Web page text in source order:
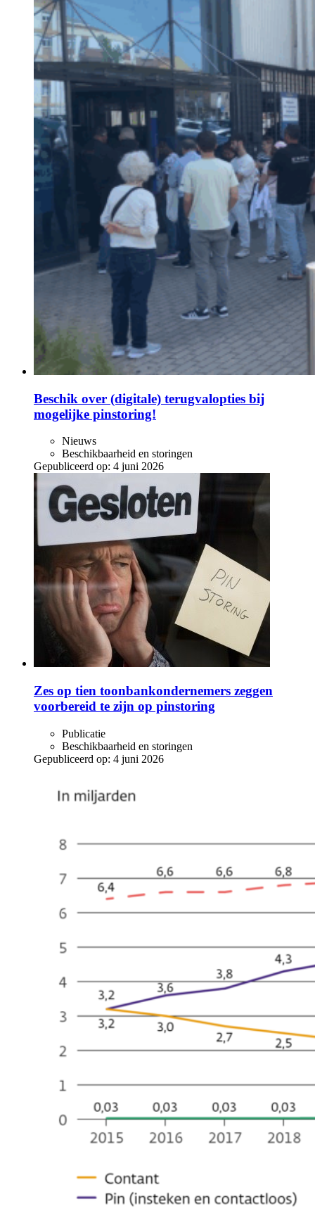
Beschik over (digitale) terugvalopties bij
mogelijke pinstoring!
Nieuws
Beschikbaarheid en storingen
Gepubliceerd op: 4 juni 2026
Zes op tien toonbankondernemers zeggen
voorbereid te zijn op pinstoring
Publicatie
Beschikbaarheid en storingen
Gepubliceerd op: 4 juni 2026